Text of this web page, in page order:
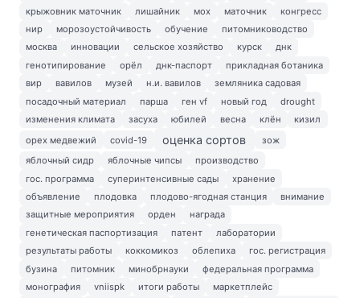
крыжовник маточник
лишайник мох маточник
конгресс
нир
морозоустойчивость обучение
питомниководство
москва
инновации сельское хозяйство курск
днк
генотипирование
орёл днк-паспорт
прикладная ботаника
вир
вавилов музей н.и. вавилов
земляника садовая
посадочный материал
парша ген vf новый год
drought
изменения климата
засуха юбилей весна клён
кизил
орех медвежий
covid-19 оценка сортов
зож
яблочный сидр
яблочные чипсы
производство
гос. программа
суперинтенсивные сады
хранение
объявление
плодовка плодово-ягодная станция
внимание
защитные мероприятия
орден
награда
генетическая паспортизация
патент
лаборатории
результаты работы
коккомикоз облепиха
гос. регистрация
бузина
питомник минобрнауки
федеральная программа
монография
vniispk итоги работы
маркетплейс